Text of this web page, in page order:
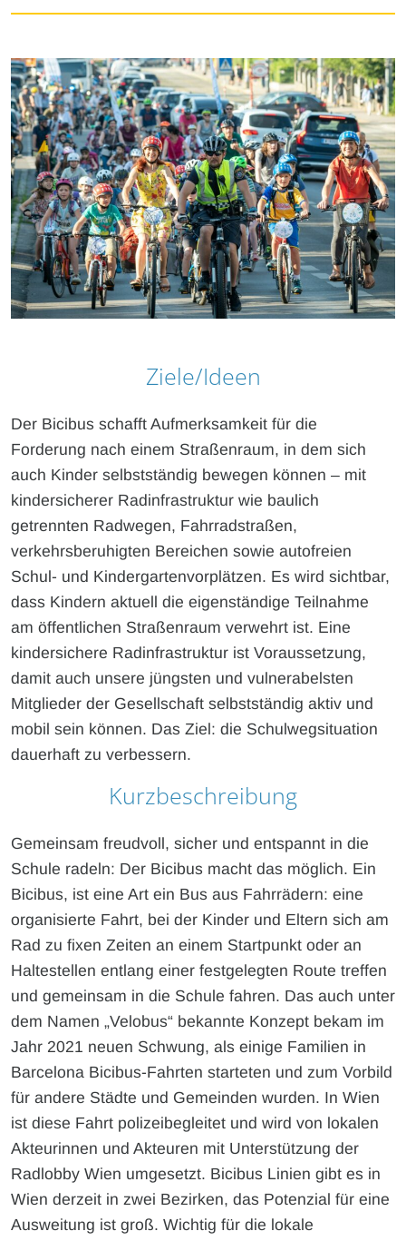
Ziele/Ideen
Der Bicibus schafft Aufmerksamkeit für die
Forderung nach einem Straßenraum, in dem sich
auch Kinder selbstständig bewegen können – mit
kindersicherer Radinfrastruktur wie baulich
getrennten Radwegen, Fahrradstraßen,
verkehrsberuhigten Bereichen sowie autofreien
Schul- und Kindergartenvorplätzen. Es wird sichtbar,
dass Kindern aktuell die eigenständige Teilnahme
am öffentlichen Straßenraum verwehrt ist. Eine
kindersichere Radinfrastruktur ist Voraussetzung,
damit auch unsere jüngsten und vulnerabelsten
Mitglieder der Gesellschaft selbstständig aktiv und
mobil sein können. Das Ziel: die Schulwegsituation
dauerhaft zu verbessern.
Kurzbeschreibung
Gemeinsam freudvoll, sicher und entspannt in die
Schule radeln: Der Bicibus macht das möglich. Ein
Bicibus, ist eine Art ein Bus aus Fahrrädern: eine
organisierte Fahrt, bei der Kinder und Eltern sich am
Rad zu fixen Zeiten an einem Startpunkt oder an
Haltestellen entlang einer festgelegten Route treffen
und gemeinsam in die Schule fahren. Das auch unter
dem Namen „Velobus“ bekannte Konzept bekam im
Jahr 2021 neuen Schwung, als einige Familien in
Barcelona Bicibus-Fahrten starteten und zum Vorbild
für andere Städte und Gemeinden wurden. In Wien
ist diese Fahrt polizeibegleitet und wird von lokalen
Akteurinnen und Akteuren mit Unterstützung der
Radlobby Wien umgesetzt. Bicibus Linien gibt es in
Wien derzeit in zwei Bezirken, das Potenzial für eine
Ausweitung ist groß. Wichtig für die lokale